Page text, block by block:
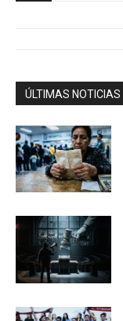
ÚLTIMAS NOTICIAS